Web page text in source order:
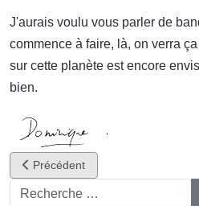
J'aurais voulu vous parler de
commence à faire, là, on verra
sur cette planète est encore
bien.
Article précédent : Rapport
Précédent
Rechercher